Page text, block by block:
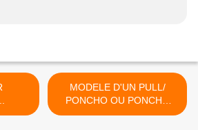
MODELE D'UN PULL/
PONCHO OU PONCHO
PULL AU TRICOT >